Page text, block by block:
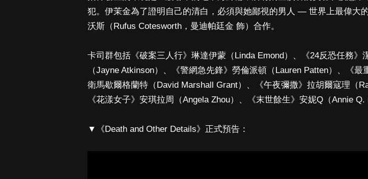
犯。伊茉金為了證明自己的清白，必須與她鄙視的男人 — 世界上最偉大
沃斯（Rufus Cotesworth，曼迪帕廷金 飾）合作。
卡司群包括《破案三人行》琳達伊蒙（Linda Emond）、《24反恐任務》
（Jayne Atkinson）、《警網急先鋒》勞倫派頓（Lauren Patten）、《最
衛馬歇爾格蘭特（David Marshall Grant）、《午夜彌撒》拉胡爾寇理（
《花漾女子》安琪拉周（Angela Zhou）、《末世餘生》安妮Q（Annie Q.
▼《Death and Other Details》正式預告：